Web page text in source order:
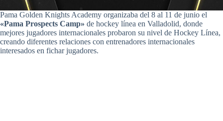
Pama Golden Knights Academy organizaba del 8 al 11 de junio el
«Pama Prospects Camp» de hockey línea en Valladolid, donde
mejores jugadores internacionales probaron su nivel de Hockey Línea,
creando diferentes relaciones con entrenadores internacionales
interesados en fichar jugadores.